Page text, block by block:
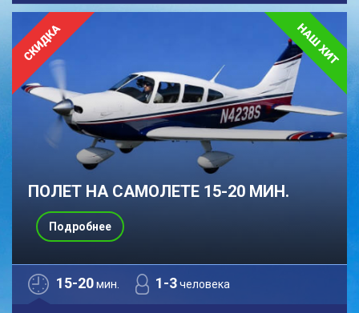
ПОЛЕТ НА САМОЛЕТЕ 15-20 МИН.
15-20мин. 1-3человека
Подробнее